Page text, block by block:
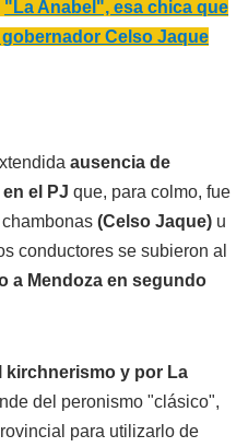
"La Anabel", esa chica que
Celso Jaque
ausencia de
el PJ que, para colmo, fue
(Celso Jaque) u
conductores se subieron al
a Mendoza en segundo
kirchnerismo y por La
del peronismo "clásico",
para utilizarlo de